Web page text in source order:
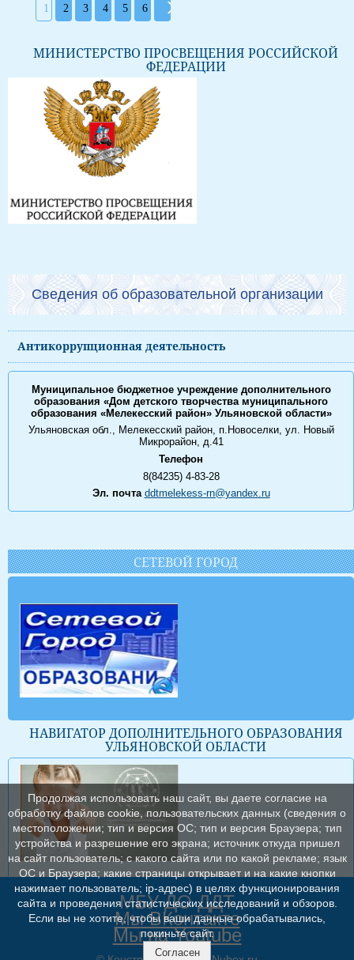
1 2 3 4 5 6
МИНИСТЕРСТВО ПРОСВЕЩЕНИЯ РОССИЙСКОЙ
ФЕДЕРАЦИИ
Сведения об образовательной организации
Антикоррупционная деятельность
Муниципальное бюджетное учреждение дополнительного
образования «Дом детского творчества муниципального
образования «Мелекесский район» Ульяновской области»
Ульяновская обл., Мелекесский район, п.Новоселки, ул. Новый
Микрорайон, д.41
Телефон
8(84235) 4-83-28
Эл. почта ddtmelekess-rn@yandex.ru
СЕТЕВОЙ ГОРОД
НАВИГАТОР ДОПОЛНИТЕЛЬНОГО ОБРАЗОВАНИЯ
УЛЬЯНОВСКОЙ ОБЛАСТИ
МБУ ДО ДДТ
Мы ВКонтакте
Мы на Youtube
Продолжая использовать наш сайт, вы даете согласие на
обработку файлов cookie, пользовательских данных (сведения о
местоположении; тип и версия ОС; тип и версия Браузера; тип
устройства и разрешение его экрана; источник откуда пришел
на сайт пользователь; с какого сайта или по какой рекламе; язык
ОС и Браузера; какие страницы открывает и на какие кнопки
нажимает пользователь; ip-адрес) в целях функционирования
сайта и проведения статистических исследований и обзоров.
Если вы не хотите, чтобы ваши данные обрабатывались,
покиньте сайт.
Согласен